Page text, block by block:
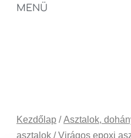
MENÜ
Kezdőlap /Asztalok,
asztalok / Virágos epoxi